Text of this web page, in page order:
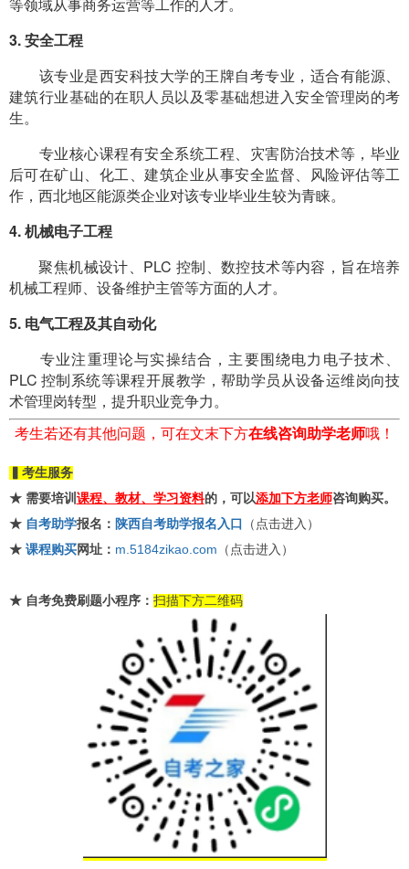
3. 安全工程
该专业是西安科技大学的王牌自考专业，适合有能源、
建筑行业基础的在职人员以及零基础想进入安全管理岗的考
生。
专业核心课程有安全系统工程、灾害防治技术等，毕业
后可在矿山、化工、建筑企业从事安全监督、风险评估等工
作，西北地区能源类企业对该专业毕业生较为青睐。
4. 机械电子工程
聚焦机械设计、PLC 控制、数控技术等内容，旨在培养
机械工程师、设备维护主管等方面的人才。
5. 电气工程及其自动化
专业注重理论与实操结合，主要围绕电力电子技术、
PLC 控制系统等课程开展教学，帮助学员从设备运维岗向技
术管理岗转型，提升职业竞争力。
考生若还有其他问题，可在文末下方在线咨询助学老师哦！
▍考生服务
★ 需要培训 课程、教材、学习资料的，可以添加下方老师咨询购买。
★ 自考助学报名： 陕西自考助学报名入口
（点击进入）
★ 课程购买网址： m.5184zikao.com （点击进入）
★ 自考免费刷题小程序： 扫描下方二维码